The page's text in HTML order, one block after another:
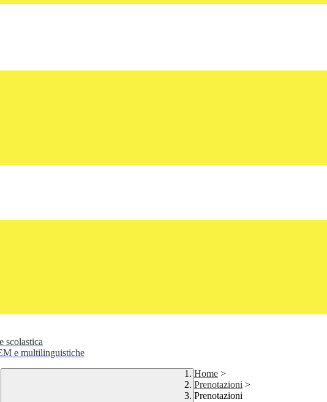
scolastica
e multilinguistiche
Home >
Prenotazioni >
Prenotazioni